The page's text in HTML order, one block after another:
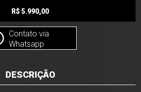
R$ 5.990,00
Contato via
Whatsapp
DESCRIÇÃO